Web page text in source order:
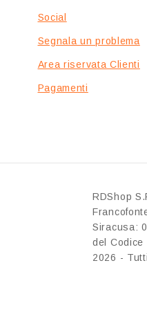
Social
Segnala un problema
Area riservata Clienti
Pagamenti
RDShop
Siracusa:
del
2026 -